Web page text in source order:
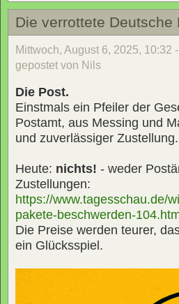
Die verrottete Deutsche
Mittwoch, August 6, 2025, 10:32 -
gepostet von Nils
Die Post.
Einstmals ein Pfeiler der
Postamt, aus Messing und
und zuverlässiger Zustellung.
Heute: nichts! - weder
Zustellungen:
https://www.tagesschau.de/
pakete-beschwerden-
Die Preise werden teurer,
ein Glücksspiel.